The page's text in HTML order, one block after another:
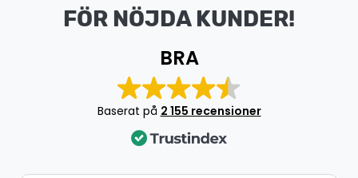
FÖR NÖJDA KUNDER!
BRA
Baserat på 2 155 recensioner